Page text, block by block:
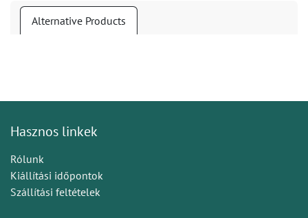
Alternative Products
Hasznos linkek
Rólunk
Kiállítási időpontok
Szállítási feltételek